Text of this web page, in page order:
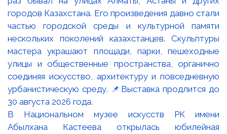
В Национальном музее искусств РК имени
Абылхана Кастеева открылась юбилейная